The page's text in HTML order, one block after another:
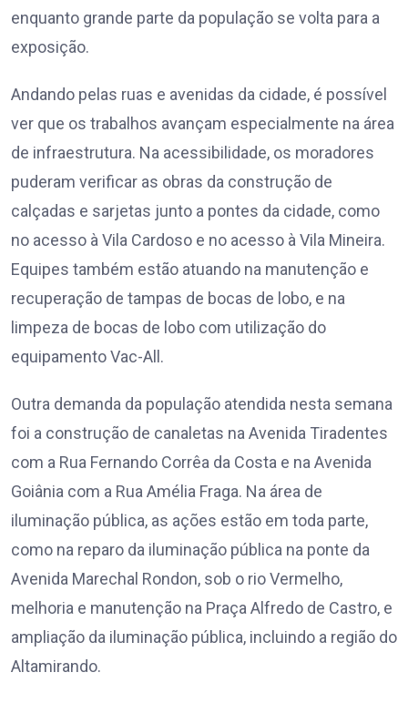
enquanto grande parte da população se volta para a
exposição.
Andando pelas ruas e avenidas da cidade, é possível
ver que os trabalhos avançam especialmente na área
de infraestrutura. Na acessibilidade, os moradores
puderam verificar as obras da construção de
calçadas e sarjetas junto a pontes da cidade, como
no acesso à Vila Cardoso e no acesso à Vila Mineira.
Equipes também estão atuando na manutenção e
recuperação de tampas de bocas de lobo, e na
limpeza de bocas de lobo com utilização do
equipamento Vac-All.
Outra demanda da população atendida nesta semana
foi a construção de canaletas na Avenida Tiradentes
com a Rua Fernando Corrêa da Costa e na Avenida
Goiânia com a Rua Amélia Fraga. Na área de
iluminação pública, as ações estão em toda parte,
como na reparo da iluminação pública na ponte da
Avenida Marechal Rondon, sob o rio Vermelho,
melhoria e manutenção na Praça Alfredo de Castro, e
ampliação da iluminação pública, incluindo a região do
Altamirando.